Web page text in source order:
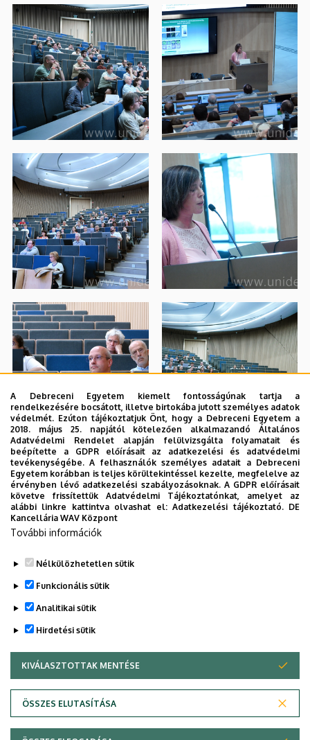
Adatvédelem
A Debreceni Egyetem kiemelt fontosságúnak tartja a
rendelkezésére bocsátott, illetve birtokába jutott személyes adatok
védelmét. Ezúton tájékoztatjuk Önt, hogy a Debreceni Egyetem a
2018. május 25. napjától kötelezően alkalmazandó Általános
Adatvédelmi Rendelet alapján felülvizsgálta folyamatait és
beépítette a GDPR előírásait az adatkezelési és adatvédelmi
tevékenységébe. A felhasználók személyes adatait a Debreceni
Egyetem korábban is teljes körültekintéssel kezelte, megfelelve az
érvényben lévő adatkezelési szabályozásoknak. A GDPR előírásait
követve frissítettük Adatvédelmi Tájékoztatónkat, amelyet az
alábbi linkre kattintva olvashat el:Adatkezelési tájékoztató. DE
Kancellária WAV Központ
További információk
Nélkülözhetetlen sütik
Funkcionális sütik
Analitikai sütik
Hirdetési sütik
KIVÁLASZTOTTAK MENTÉSE
ÖSSZES ELUTASÍTÁSA
WITHDRAW CONSENT